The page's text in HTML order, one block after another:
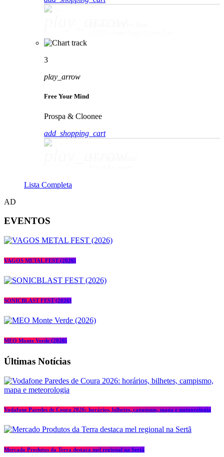
3
play_arrow
Free Your Mind
Prospa & Cloonee
add_shopping_cart
Lista Completa
AD
EVENTOS
VAGOS METAL FEST (2026)
SONICBLAST FEST (2026)
MEO Monte Verde (2026)
Últimas Notícias
Vodafone Paredes de Coura 2026: horários, bilhetes, campismo, mapa e meteorologia
Mercado Produtos da Terra destaca mel regional na Sertã